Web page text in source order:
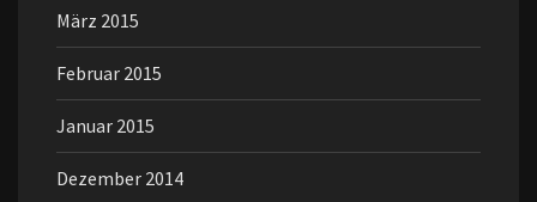
März 2015
Februar 2015
Januar 2015
Dezember 2014